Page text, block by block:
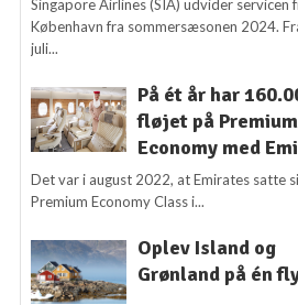
Singapore Airlines (SIA) udvider servicen
København fra sommersæsonen 2024.
juli...
På ét år har
fløjet på Premium
Economy med
Det var i august 2022, at Emirates satte
Premium Economy Class i...
Oplev Island og
Grønland på én